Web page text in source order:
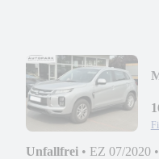
Unfallfrei • EZ 07/2020 •